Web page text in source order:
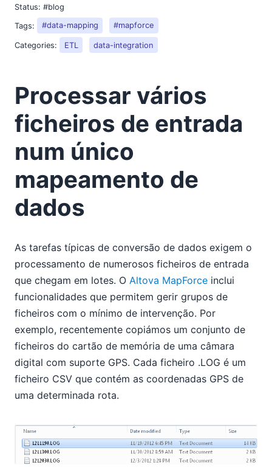
Status: #blog
Tags:
#data-mapping #mapforce
Categories: ETL data-integration
Processar vários
ficheiros de entrada
num único
mapeamento de
dados
As tarefas típicas de conversão de dados exigem o
processamento de numerosos ficheiros de entrada
que chegam em lotes. O Altova MapForce inclui
funcionalidades que permitem gerir grupos de
ficheiros com o mínimo de intervenção. Por
exemplo, recentemente copiámos um conjunto de
ficheiros do cartão de memória de uma câmara
digital com suporte GPS. Cada ficheiro .LOG é um
ficheiro CSV que contém as coordenadas GPS de
uma determinada rota.